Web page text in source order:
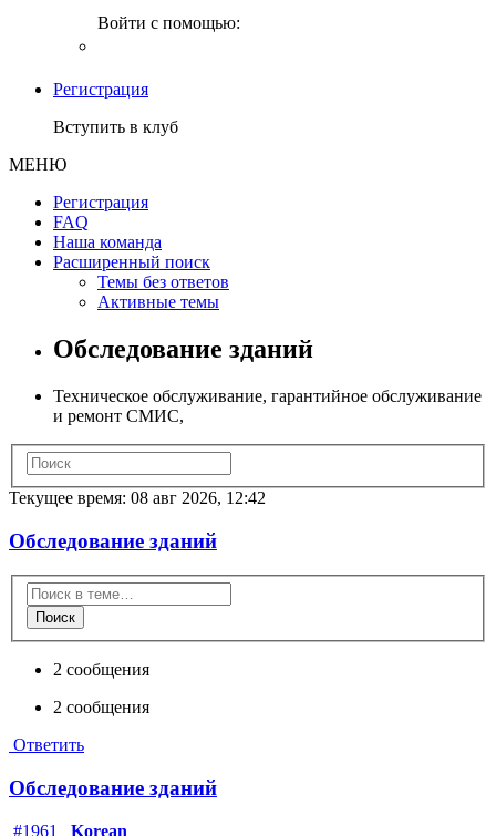
Войти с помощью:
Регистрация
Вступить в клуб
МЕНЮ
Регистрация
FAQ
Наша команда
Расширенный поиск
Темы без ответов
Активные темы
Обследование зданий
Техническое обслуживание, гарантийное обслуживание
и ремонт СМИС,
Текущее время: 08 авг 2026, 12:42
Обследование зданий
Поиск
2 сообщения
2 сообщения
Ответить
Обследование зданий
#1961
Korean